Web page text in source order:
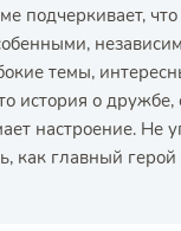
подчеркивает,
темы,
история о
настроение. Не
как главный